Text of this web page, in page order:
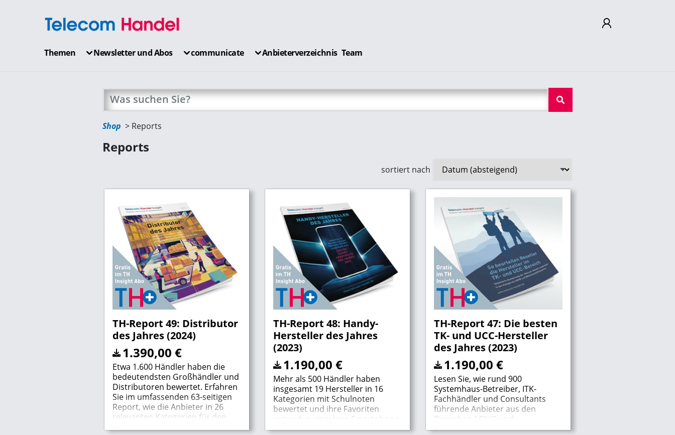
Abmelden
Themen Newsletter und Abos communicate Anbieterverzeichnis Team
Shop Reports
Reports
sortiert nach
TH-Report 49: Distributor
des Jahres (2024)
1.390,00 €
Etwa 1.600 Händler haben die
bedeutendsten Großhändler und
Distributoren bewertet. Erfahren
Sie im umfassenden 63-seitigen
Report, wie die Anbieter in 26
relevanten Kategorien für den
TH-Report 48: Handy-
Hersteller des Jahres
(2023)
1.190,00 €
Mehr als 500 Händler haben
insgesamt 19 Hersteller in 16
Kategorien mit Schulnoten
bewertet und ihre Favoriten
unter den einzelnen Smartphone-
und Tablet-Modellen gewählt.
TH-Report 47: Die besten
TK- und UCC-Hersteller
des Jahres (2023)
1.190,00 €
Lesen Sie, wie rund 900
Systemhaus-Betreiber, ITK-
Fachhändler und Consultants
führende Anbieter aus den
Bereichen SOHO und
Mittelstand/Enterprise in